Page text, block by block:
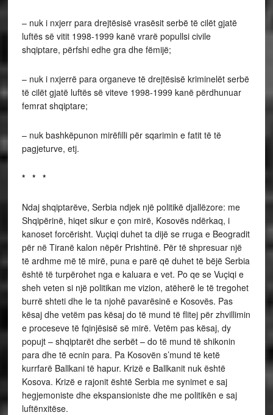
– nuk i nxjerr para drejtësisë vrasësit serbë të cilët gjatë
luftës së vitit 1998-1999 kanë vrarë popullsi civile
shqiptare, përfshi edhe gra dhe fëmijë;
– nuk i nxjerrë para organeve të drejtësisë kriminelët serbë
të cilët gjatë luftës së viteve 1998-1999 kanë përdhunuar
femrat shqiptare;
– nuk bashkëpunon mirëfilli për sqarimin e fatit të të
pagjeturve, etj.
* * *
Ndaj shqiptarëve, Serbia ndjek një politikë djallëzore: me
Shqipërinë, hiqet sikur e çon mirë, Kosovës ndërkaq, i
kanoset forcërisht. Vuçiqi duhet ta dijë se rruga e Beogradit
për në Tiranë kalon nëpër Prishtinë. Për të shpresuar një
të ardhme më të mirë, puna e parë që duhet të bëjë Serbia
është të turpërohet nga e kaluara e vet. Po qe se Vuçiqi e
sheh veten si një politikan me vizion, atëherë le të tregohet
burrë shteti dhe le ta njohë pavarësinë e Kosovës. Pas
kësaj dhe vetëm pas kësaj do të mund të flitej për zhvillimin
e proceseve të fqinjësisë së mirë. Vetëm pas kësaj, dy
popujt – shqiptarët dhe serbët – do të mund të shikonin
para dhe të ecnin para. Pa Kosovën s’mund të ketë
kurrfarë Ballkani të hapur. Krizë e Ballkanit nuk është
Kosova. Krizë e rajonit është Serbia me synimet e saj
hegjemoniste dhe ekspansioniste dhe me politikën e saj
luftënxitëse.